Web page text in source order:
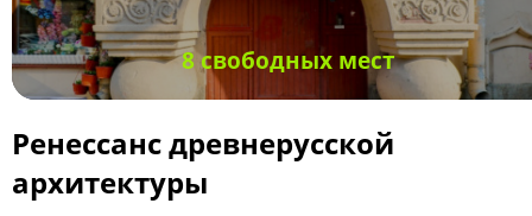
8 свободных мест
Ренессанс древнерусской
архитектуры